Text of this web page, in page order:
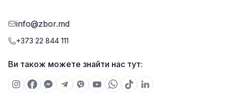
info@zbor.md
+373 22 844 111
Ви також можете знайти нас тут: